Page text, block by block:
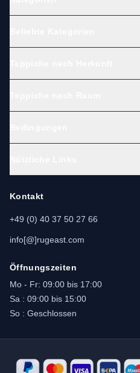
Kontakt
+49 (0) 40 37 50 27 66
info[@]rugeast.com
Öffnungszeiten
Mo - Fr: 09:00 bis 17:00
Sa : 09:00 bis 15:00
So : Geschlossen